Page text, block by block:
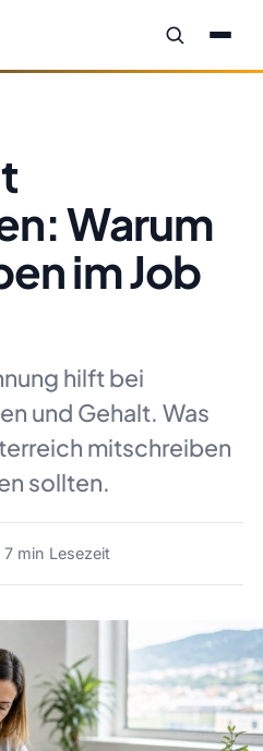
Warum
im Job
hilft bei
und Gehalt. Was
mitschreiben
sollten.
7 min Lesezeit